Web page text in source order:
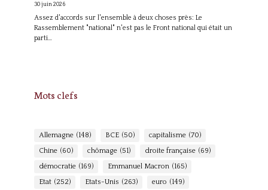
30 juin 2026
Assez d'accords sur l'ensemble à deux choses près: Le
Rassemblement "national" n'est pas le Front national qui était un
parti…
Mots clefs
Allemagne (148) BCE (50) capitalisme (70)
Chine (60) chômage (51) droite française (69)
démocratie (169) Emmanuel Macron (165)
Etat (252) Etats-Unis (263) euro (149)